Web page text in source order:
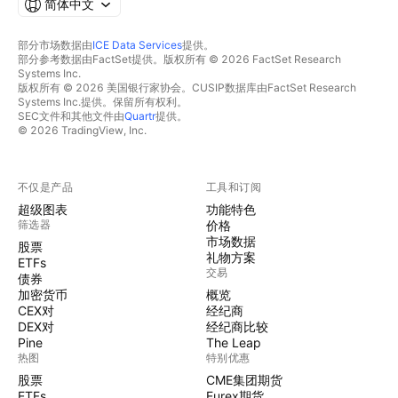
简体中文
部分市场数据由ICE Data Services提供。
部分参考数据由FactSet提供。版权所有 © 2026 FactSet Research
Systems Inc.
版权所有 © 2026 美国银行家协会。CUSIP数据库由FactSet Research
Systems Inc.提供。保留所有权利。
SEC文件和其他文件由Quartr提供。
© 2026 TradingView, Inc.
不仅是产品
超级图表
筛选器
股票
ETFs
债券
加密货币
CEX对
DEX对
Pine
热图
股票
工具和订阅
功能特色
价格
市场数据
礼物方案
交易
概览
经纪商
经纪商比较
The Leap
特别优惠
CME集团期货